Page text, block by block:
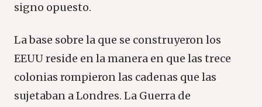
signo opuesto.
La base sobre la que se construyeron los
EEUU reside en la manera en que las trece
colonias rompieron las cadenas que las
sujetaban a Londres. La Guerra de